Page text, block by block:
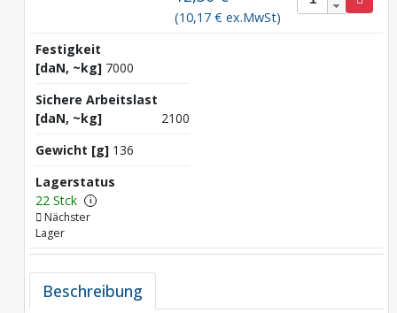
(10,17 € ex.MwSt)
Festigkeit
[daN, ~kg] 7000
Sichere Arbeitslast
[daN, ~kg]
2100
Gewicht [g] 136
Lagerstatus
22 Stck
i
Nächster
Lager
Beschreibung